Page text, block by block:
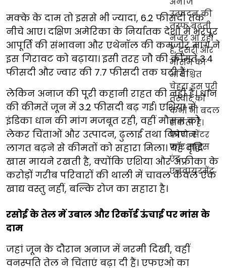
मक्के के दाम तो इससे भी ज्यादा, 6.2 फीसदी तक
नीचे आए। दक्षिण अमेरिका के निर्यातक देशों में भरपूर
आपूर्ति की संभावना और एथेनॉल की कमजोर मांग ने
इस गिरावट को बढ़ाया। इसी तरह जौ की कीमतें 3.4
फीसदी और ज्वार की 7.7 फीसदी तक घटी हैं।
लेकिन अनाज की पूरी कहानी राहत की नहीं है। धान
की कीमतें जून में 3.2 फीसदी बढ़ गई। एशिया में
इंडिका धान की मांग मजबूत रही, वहीं मौसम को
लेकर चिंताओं और उत्पादन, ढुलाई तथा विपणन
लागत बढ़ने से कीमतों को सहारा मिला। यह वृद्धि
खास मायने रखती है, क्योंकि एशिया और अफ्रीका के
करोड़ों गरीब परिवारों की थाली में चावल केवल एक
खाद्य वस्तु नहीं, बल्कि रोज का सहारा है।
रसोई के तेल में उबाल और रिकॉर्ड ऊंचाई पर मांस के
दाम
जहां जून के दौरान अनाज में नरमी दिखी, वहीं
वनस्पति तेल ने चिंताएं बढ़ा दी हैं। एफएओ का